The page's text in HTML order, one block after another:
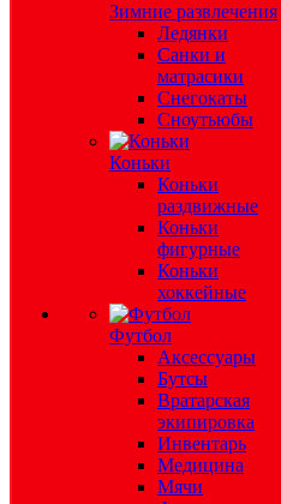
Зимние развлечения
Ледянки
Санки и
матрасики
Снегокаты
Сноутьюбы
Коньки
Коньки
раздвижные
Коньки
фигурные
Коньки
хоккейные
Футбол
Аксессуары
Бутсы
Вратарская
экипировка
Инвентарь
Медицина
Мячи